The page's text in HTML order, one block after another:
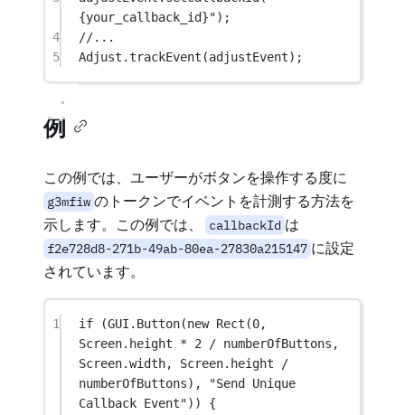
{your_callback_id}");
4
//...
5
Adjust.trackEvent (adjustEvent);
例
この例では、ユーザーがボタンを操作する度に
g3mfiw のトークンでイベントを計測する方法を
示します。この例では、
callbackId は
f2e728d8-271b-49ab-80ea-27830a215147 に設定
されています。
1 if (GUI. Button(new Rect (0,
Screen.height * 2 / numberOfButtons,
Screen.width, Screen.height /
numberOfButtons),
"Send Unique
Callback Event")) {